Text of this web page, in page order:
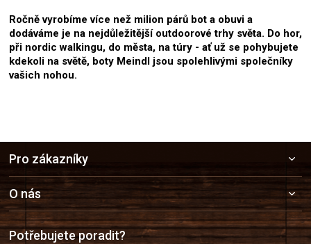
Ročně vyrobíme více než milion párů bot a obuvi a
dodáváme je na nejdůležitější outdoorové trhy světa. Do hor,
při nordic walkingu, do města, na túry - ať už se pohybujete
kdekoli na světě, boty Meindl jsou spolehlivými společníky
vašich nohou.
a
t
í
Pro zákazníky
O nás
Potřebujete poradit?